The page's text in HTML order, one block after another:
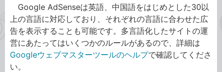
Google AdSenseは英語、中国語をはじめとした30以
上の言語に対応しており、それぞれの言語に合わせた広
告を表示することも可能です。多言語化したサイトの運
営にあたってはいくつかのルールがあるので、詳細は
Googleウェブマスターツールのヘルプで確認してくださ
い。